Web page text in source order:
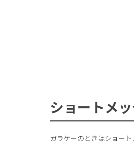
ショートメ
ガラケーのときはショート